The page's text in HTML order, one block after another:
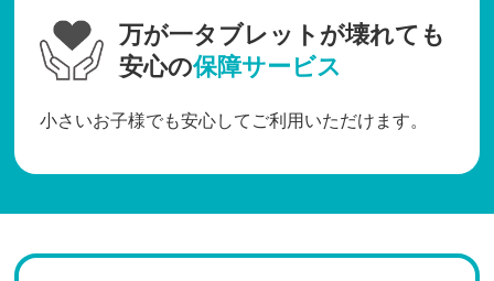
万が一タブレットが壊れても
安心の保障サービス
小さいお子様でも安心してご利用いただけます。